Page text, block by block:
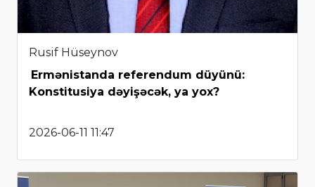
Rusif Hüseynov
Ermənistanda referendum düyünü:
Konstitusiya dəyişəcək, ya yox?
2026-06-11 11:47